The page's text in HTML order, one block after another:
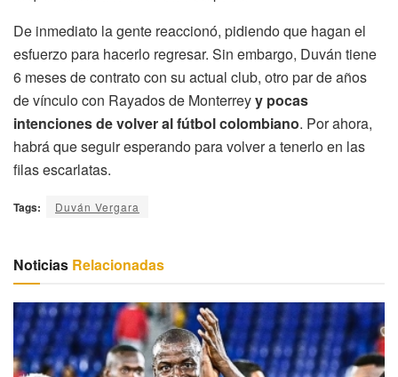
De inmediato la gente reaccionó, pidiendo que hagan el
esfuerzo para hacerlo regresar. Sin embargo, Duván tiene
6 meses de contrato con su actual club, otro par de años
de vínculo con Rayados de Monterreyy pocas
intenciones de volver al fútbol colombiano. Por ahora,
habrá que seguir esperando para volver a tenerlo en las
filas escarlatas.
Tags: Duván Vergara
Noticias Relacionadas